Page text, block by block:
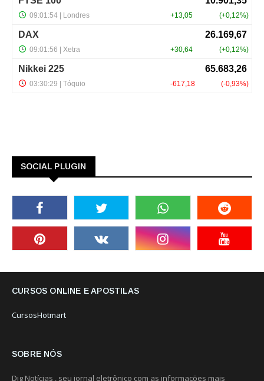
SOCIAL PLUGIN
CURSOS ONLINE E APOSTILAS
CursosHotmart
SOBRE NÓS
Dig Notícias , seu jornal eletrônico com as informações mais